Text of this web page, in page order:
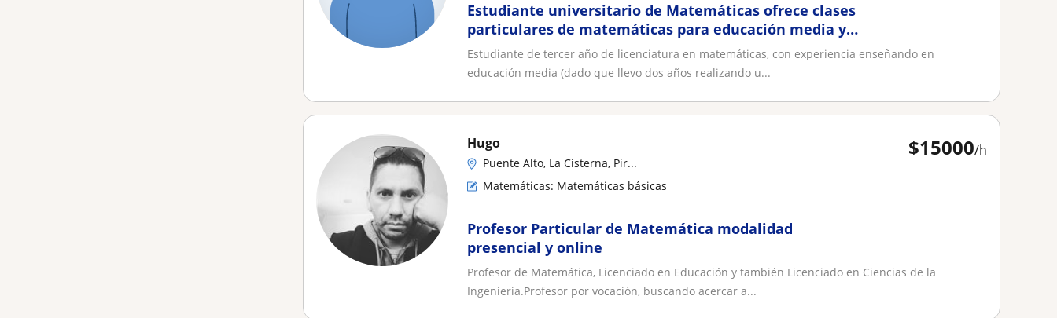
Estudiante universitario de Matemáticas ofrece clases
particulares de matemáticas para educación media y
superior
Estudiante de tercer año de licenciatura en matemáticas, con experiencia enseñando en
educación media (dado que llevo dos años realizando u...
$15000/h
Hugo
Puente Alto, La Cisterna, Pir...
Matemáticas: Matemáticas básicas
Profesor Particular de Matemática modalidad
presencial y online
Profesor de Matemática, Licenciado en Educación y también Licenciado en Ciencias de la
Ingenieria.Profesor por vocación, buscando acercar a...